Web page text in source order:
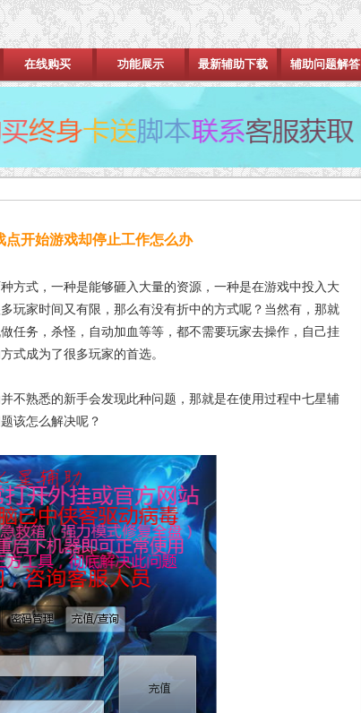
在线购买 功能展示 最新辅助下载 辅助问题解答
点开始游戏却停止工作怎么办
式，一种是能够砸入大量的资源，一种是在游戏中投入大
玩家时间又有限，那么有没有折中的方式呢？当然有，那就
任务，杀怪，自动加血等等，都不需要玩家去操作，自己挂
式成为了很多玩家的首选。
熟悉的新手会发现此种问题，那就是在使用过程中七星辅
该怎么解决呢？